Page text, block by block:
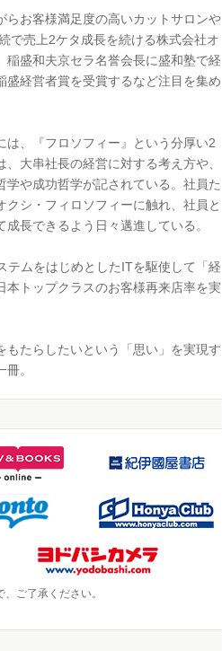
お客様満足度の高いカットサロンや
で売上2ケタ成長を続ける株式会社オ
稲盛和夫京セラ名誉会長に盛和塾で経
盛経営者賞を受賞するなど注目を集め
、『フロソフィー』という分厚い2
大串社長の経営に対する考え方や、
学や成功哲学が記されている。社員た
クシ・フィロソフィーに触れ、社員と
長できるよう日々邁進している。
ムをはじめとしたITを駆使して「経
本トップクラスのお客様再来店率を実
たらしたいという「思い」を実現す
。
ご了承ください。